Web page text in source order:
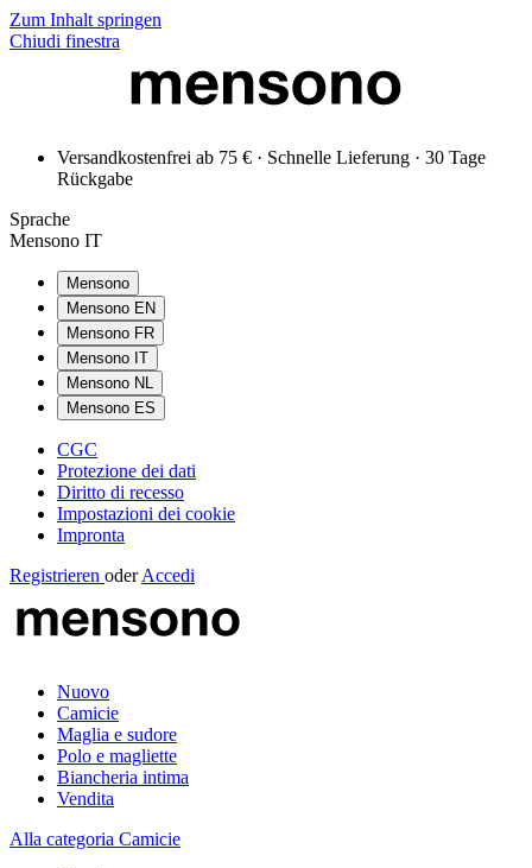
Zum Inhalt springen
Chiudi finestra
Versandkostenfrei ab 75 € · Schnelle Lieferung · 30 Tage
Rückgabe
Sprache
Mensono IT
Mensono
Mensono EN
Mensono FR
Mensono IT
Mensono NL
Mensono ES
CGC
Protezione dei dati
Diritto di recesso
Impostazioni dei cookie
Impronta
Registrieren oder Accedi
Nuovo
Camicie
Maglia e sudore
Polo e magliette
Biancheria intima
Vendita
Alla categoria Camicie